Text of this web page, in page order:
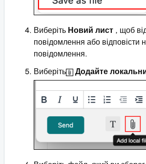
Виберіть Новий лист , щоб
повідомлення або відповісти
повідомлення.
Виберіть Додайте